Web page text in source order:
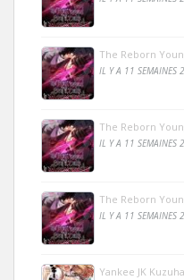
The Reborn
IL Y A 11 SEMAINES
The Reborn
IL Y A 11 SEMAINES
The Reborn
IL Y A 11 SEMAINES
Yankee JK